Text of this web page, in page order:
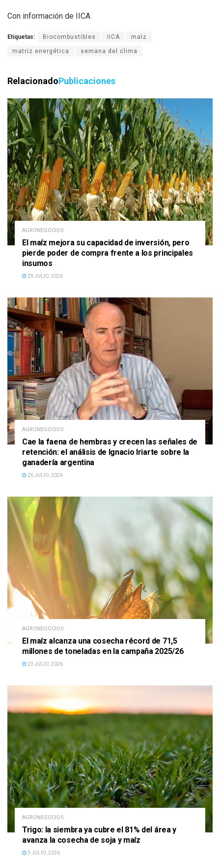
Con información de IICA.
Etiquetas: Biocombustibles IICA maìz
matriz energética semana del clima
RelacionadoPublicaciones
AGRONEGOCIOS
El maíz mejora su capacidad de inversión, pero
pierde poder de compra frente a los principales
insumos
29 JULIO, 2026
AGRONEGOCIOS
Cae la faena de hembras y crecen las señales de
retención: el análisis de Ignacio Iriarte sobre la
ganadería argentina
26 JULIO, 2026
AGRONEGOCIOS
El maíz alcanza una cosecha récord de 71,5
millones de toneladas en la campaña 2025/26
23 JULIO, 2026
AGRONEGOCIOS
Trigo: la siembra ya cubre el 81% del área y
avanza la cosecha de soja y maíz
3 JULIO, 2026